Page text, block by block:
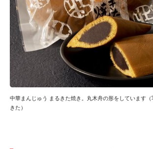
中華まんじゅう まるきた焼き。丸木舟の形をしています
きた）